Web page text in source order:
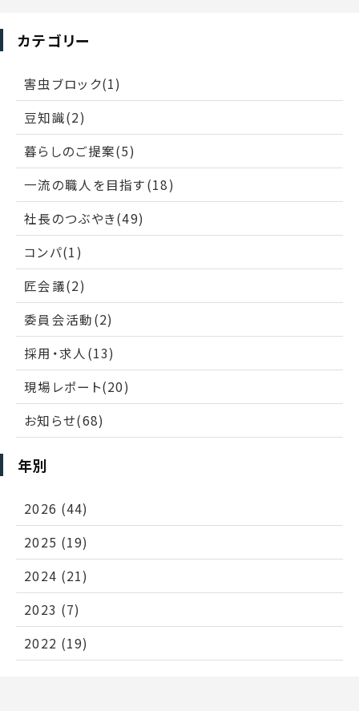
カテゴリー
害虫ブロック(1)
豆知識(2)
暮らしのご提案(5)
一流の職人を目指す(18)
社長のつぶやき(49)
コンパ(1)
匠会議(2)
委員会活動(2)
採用・求人(13)
現場レポート(20)
お知らせ(68)
年別
2026 (44)
2025 (19)
2024 (21)
2023 (7)
2022 (19)